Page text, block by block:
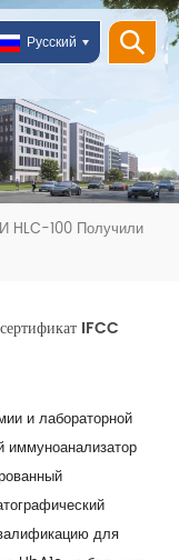
Русский
HLC-100 Получили
IFCC
и лабораторной
для